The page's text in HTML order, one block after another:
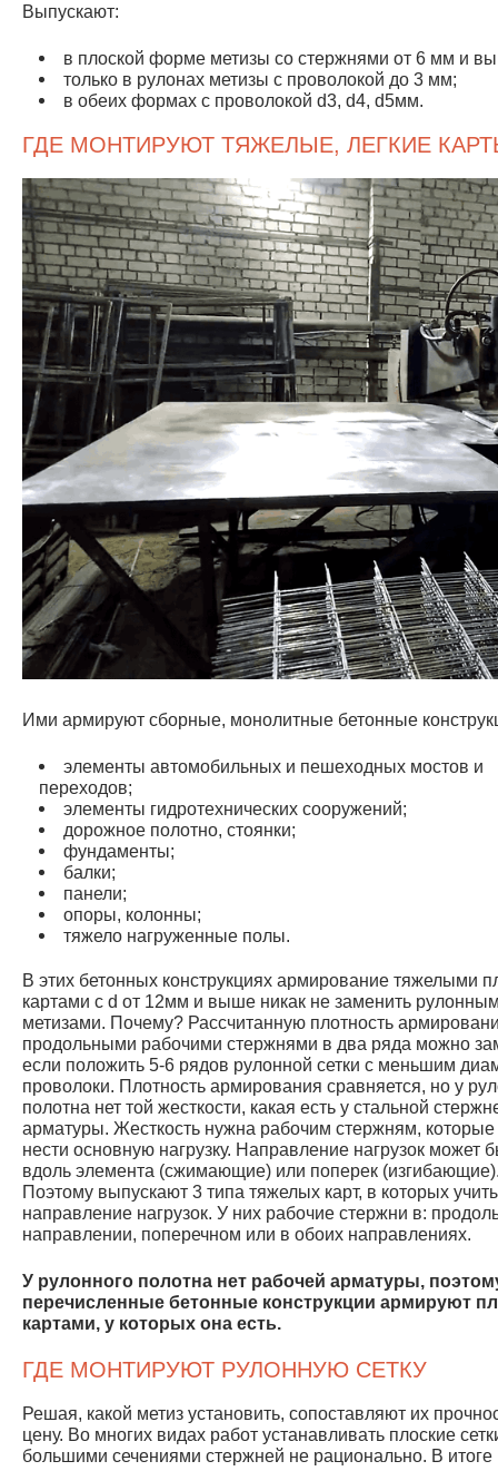
Выпускают:
в плоской форме метизы со стержнями от 6 мм и
только в рулонах метизы с проволокой до 3 мм;
в обеих формах с проволокой d3, d4, d5мм.
ГДЕ МОНТИРУЮТ ТЯЖЕЛЫЕ, ЛЕГКИЕ
Ими армируют сборные, монолитные бетонные
элементы автомобильных и пешеходных мостов и
переходов;
элементы гидротехнических сооружений;
дорожное полотно, стоянки;
фундаменты;
балки;
панели;
опоры, колонны;
тяжело нагруженные полы.
В этих бетонных конструкциях армирование тяжелыми
картами с d от 12мм и выше никак не заменить
метизами. Почему? Рассчитанную плотность
продольными рабочими стержнями в два ряда можно
если положить 5-6 рядов рулонной сетки с меньшим
проволоки. Плотность армирования сравняется, но у
полотна нет той жесткости, какая есть у стальной
арматуры. Жесткость нужна рабочим стержням, которые
нести основную нагрузку. Направление нагрузок может
вдоль элемента (сжимающие) или поперек
Поэтому выпускают 3 типа тяжелых карт, в которых
направление нагрузок. У них рабочие стержни в:
направлении, поперечном или в обоих направлениях.
У рулонного полотна нет рабочей арматуры,
перечисленные бетонные конструкции армируют
картами, у которых она есть.
ГДЕ МОНТИРУЮТ РУЛОННУЮ СЕТКУ
Решая, какой метиз установить, сопоставляют их
цену. Во многих видах работ устанавливать плоские
большими сечениями стержней не рационально. В итоге